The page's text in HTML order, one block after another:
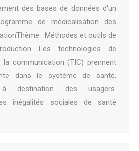
des bases de données d'un
de médicalisation des
: Méthodes et outils de
Les technologies de
la communication (TIC) prennent
dans le système de santé,
à destination des usagers.
inégalités sociales de santé